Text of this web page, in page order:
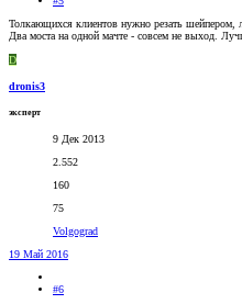
Толкающихся клиентов нужно резать шейпером,
Два моста на одной мачте - совсем не выход.
D
dronis3
эксперт
9 Дек 2013
2.552
160
75
Volgograd
19 Май 2016
#6